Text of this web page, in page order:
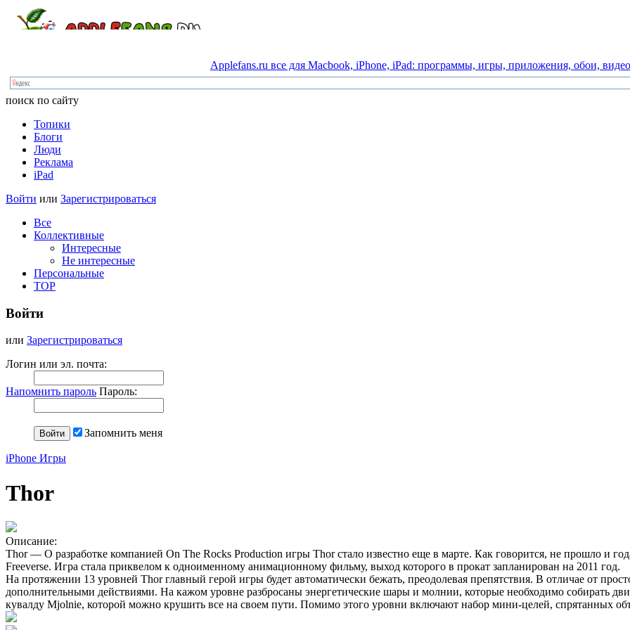
Applefans.ru все для Macbook, iPhone, iPad: программы, игры, приложения, обои, видео
поиск по сайту
Топики
Блоги
Люди
Реклама
iPad
Войти или Зарегистрироваться
Все
Коллективные
Интересные
Не интересные
Персональные
TOP
Войти
или Зарегистрироваться
Логин или эл. почта:
Напомнить пароль Пароль:
Запомнить меня
iPhone Игры
Thor
Описание:
Thor — О разработке компанией On The Rocks Production игры Thor стало известно еще в марте. Как говорится, не прошло и
Freeverse. Игра стала приквелом к одноименному анимационному фильму, выход которого в прокат запланирован на 2011 год.
На протяжении 13 уровней Thor главный герой игры будет автоматически бежать, преодолевая препятствия. В отличае от
дополнительными действиями. На кажом уровне разбросаны энергетические шары и молнии, которые необходимо собирать
кувалду Mjolnie, которой можно крушить все на своем пути. Помимо этого уровни включают набор мини-целей, спрятанных